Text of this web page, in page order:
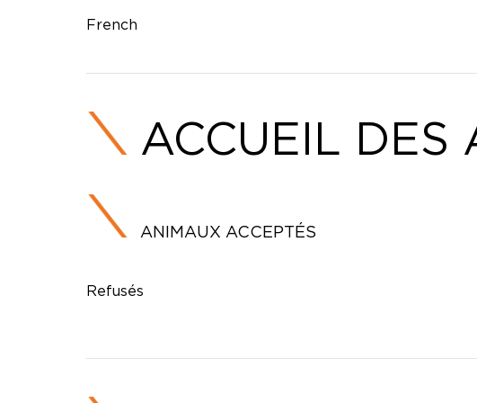
French
ACCUEIL DES
ANIMAUX ACCEPTÉS
Refusés